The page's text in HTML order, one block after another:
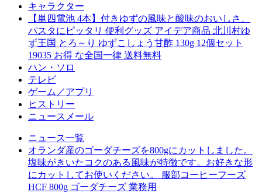
キャラクター
【単四電池 4本】付きゆずの風味と酸味のおいしさ、
パスタにピッタリ 便利グッズ アイデア商品 北川村ゆ
ず王国 とろ～り ゆずこしょう甘酢 130g 12個セット
19035 お得 な全国一律 送料無料
ハン・ソロ
テレビ
ゲーム／アプリ
ヒストリー
ニュースメール
ニュース一覧
オランダ産のゴーダチーズを800gにカットしました。
塩味がきいたコクのある風味が特徴です。お好きな形
にカットしてお使いください。 服部コーヒーフーズ
HCF 800g ゴーダチーズ 業務用